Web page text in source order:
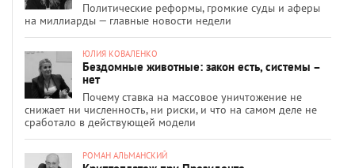
Политические реформы, громкие суды и аферы
на миллиарды — главные новости недели
ЮЛИЯ КОВАЛЕНКО
Бездомные животные: закон есть, системы –
нет
Почему ставка на массовое уничтожение не
снижает ни численность, ни риски, и что на самом деле не
сработало в действующей модели
РОМАН АЛЬМАНСКИЙ